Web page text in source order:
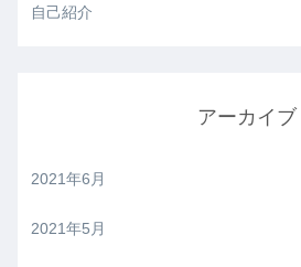
自己紹介
アーカイブ
2021年6月
2021年5月